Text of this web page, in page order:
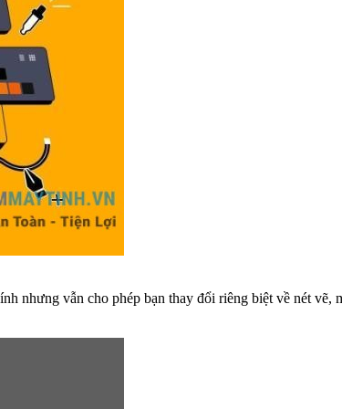
nhưng vẫn cho phép bạn thay đổi riêng biệt về nét vẽ,